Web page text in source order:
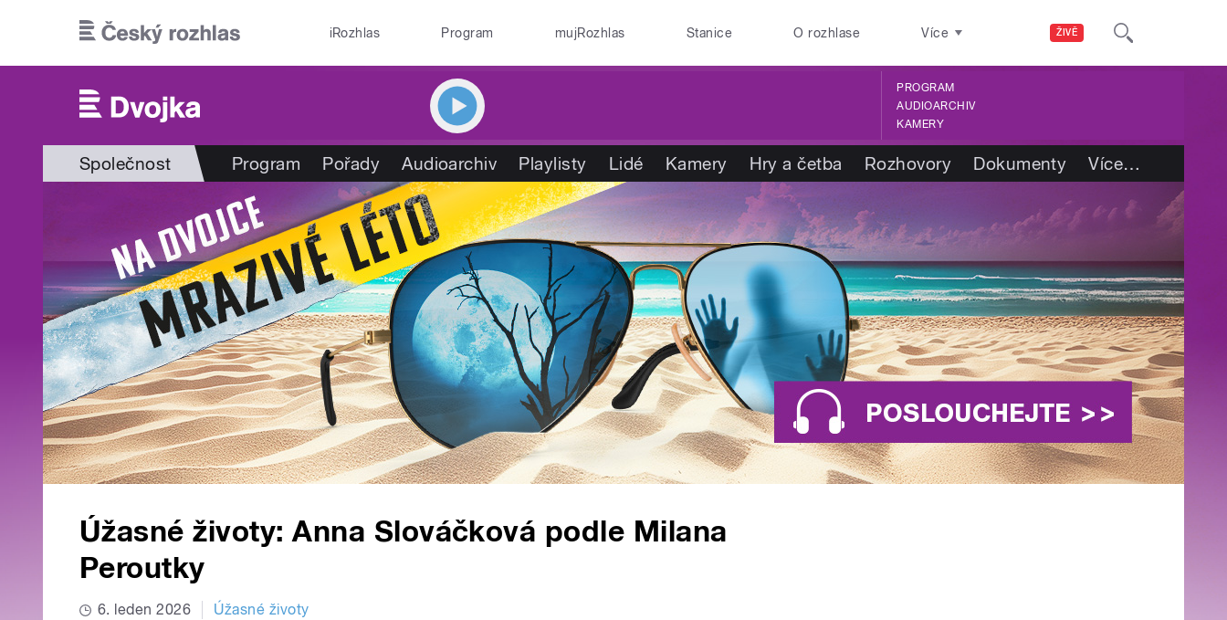
ŽIVĚ
iRozhlas Program mujRozhlas Stanice O rozhlase Více
PROGRAM
AUDIOARCHIV
KAMERY
Společnost Program Pořady Audioarchiv Playlisty Lidé Kamery Hry a četba Rozhovory Dokumenty Více…
Úžasné životy: Anna Slováčková podle Milana
Peroutky
6. leden 2026 Úžasné životy